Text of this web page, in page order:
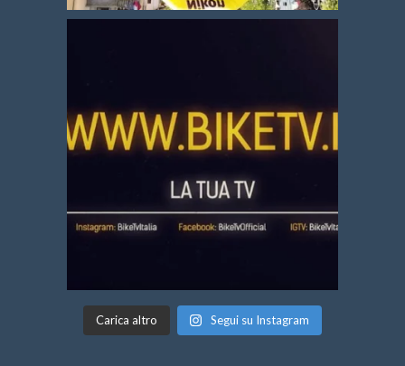
Carica altro Segui su Instagram